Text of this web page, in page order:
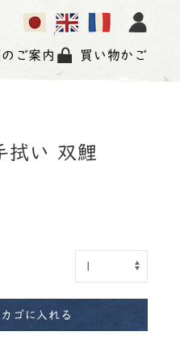
ご案内 買い物かご
拭い 双鯉
カゴに入れる